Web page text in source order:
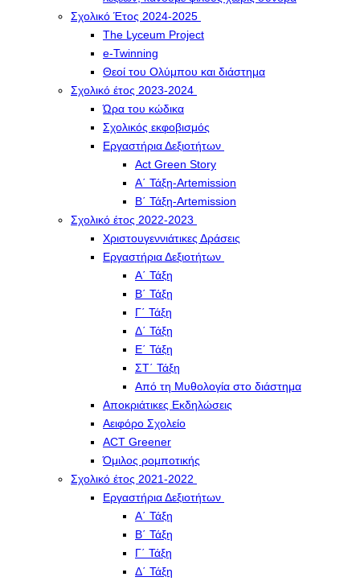
Σχολικό Έτος 2024-2025
The Lyceum Project
e-Twinning
Θεοί του Ολύμπου και διάστημα
Σχολικό έτος 2023-2024
Ώρα του κώδικα
Σχολικός εκφοβισμός
Εργαστήρια Δεξιοτήτων
Act Green Story
Α΄ Τάξη-Artemission
Β΄ Τάξη-Artemission
Σχολικό έτος 2022-2023
Χριστουγεννιάτικες Δράσεις
Εργαστήρια Δεξιοτήτων
Α΄ Τάξη
Β΄ Τάξη
Γ΄ Τάξη
Δ΄ Τάξη
Ε΄ Τάξη
ΣΤ΄ Τάξη
Από τη Μυθολογία στο διάστημα
Αποκριάτικες Εκδηλώσεις
Αειφόρο Σχολείο
ACT Greener
Όμιλος ρομποτικής
Σχολικό έτος 2021-2022
Εργαστήρια Δεξιοτήτων
Α΄ Τάξη
Β΄ Τάξη
Γ΄ Τάξη
Δ΄ Τάξη